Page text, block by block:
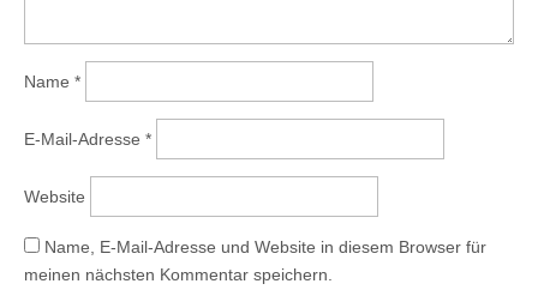
Name *
E-Mail-Adresse *
Website
Name, E-Mail-Adresse und Website in diesem Browser für
meinen nächsten Kommentar speichern.